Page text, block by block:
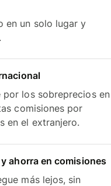
en un solo lugar y
los sobreprecios en
comisiones por
en el extranjero.
ahorra en comisiones
más lejos, sin